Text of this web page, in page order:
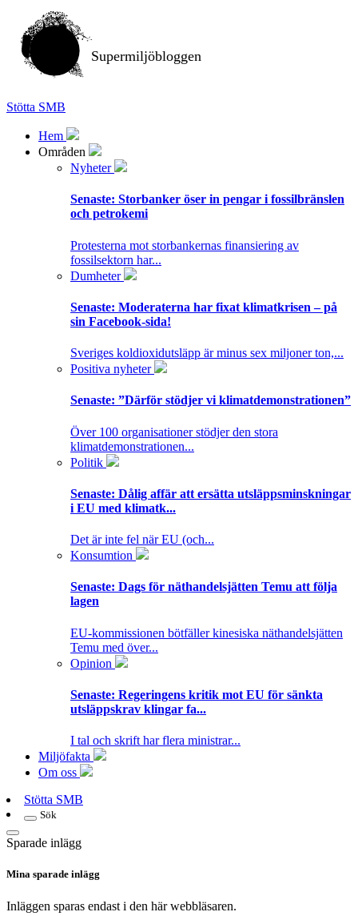
Supermiljöbloggen
Stötta SMB
Hem
Områden
Nyheter
Senaste: Storbanker öser in pengar i fossilbränslen
och petrokemi
Protesterna mot storbankernas finansiering av
fossilsektorn har...
Dumheter
Senaste: Moderaterna har fixat klimatkrisen – på
sin Facebook-sida!
Sveriges koldioxidutsläpp är minus sex miljoner ton,...
Positiva nyheter
Senaste: ”Därför stödjer vi klimatdemonstrationen”
Över 100 organisationer stödjer den stora
klimatdemonstrationen...
Politik
Senaste: Dålig affär att ersätta utsläppsminskningar
i EU med klimatk...
Det är inte fel när EU (och...
Konsumtion
Senaste: Dags för näthandelsjätten Temu att följa
lagen
EU-kommissionen bötfäller kinesiska näthandelsjätten
Temu med över...
Opinion
Senaste: Regeringens kritik mot EU för sänkta
utsläppskrav klingar fa...
I tal och skrift har flera ministrar...
Miljöfakta
Om oss
Stötta SMB
Sök
Sparade inlägg
Mina sparade inlägg
Inläggen sparas endast i den här webbläsaren.